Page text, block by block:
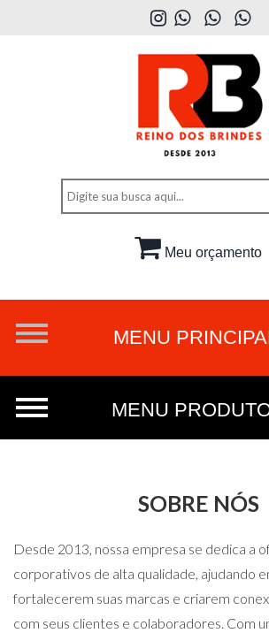
Meu orçamento
SOBRE NÓS
Desde 2013, nossa empresa se dedica a
corporativos de alta qualidade, ajudando
fortalecerem suas marcas e criarem
com seus clientes e colaboradores. Com